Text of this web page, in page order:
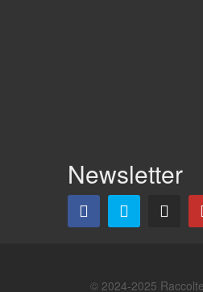
Newsletter
© 2024-2025